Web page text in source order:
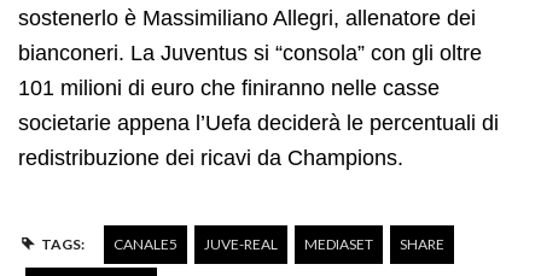
sostenerlo è Massimiliano Allegri, allenatore dei
bianconeri. La Juventus si “consola” con gli oltre
101 milioni di euro che finiranno nelle casse
societarie appena l’Uefa deciderà le percentuali di
redistribuzione dei ricavi da Champions.
TAGS: CANALE5 JUVE-REAL MEDIASET SHARE